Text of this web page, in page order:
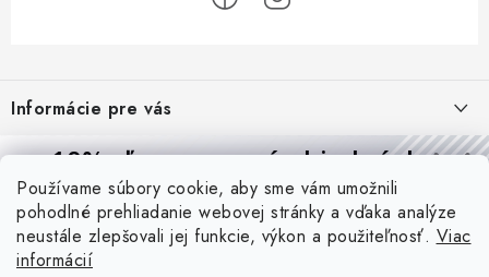
Používame súbory cookie, aby sme vám umožnili
pohodlné prehliadanie webovej stránky a vďaka analýze
neustále zlepšovali jej funkcie, výkon a použiteľnosť. Viac
informácií
p
ä
Informácie pre vás
Reklamácie a formulár na odstúpenie od zmluvy
Obchodné podmienky
Podmienky ochrany osobných údajov
Blog
PIR vs. mikrovlnný senzor: ktorý je lepší a kedy ho použiť? +
10% zľavana prvú objednávku
Prihláste sa azískajtezľavu aj praktické tipy,vďaka ktorým
budete svietiť lepšie a platiť menej.